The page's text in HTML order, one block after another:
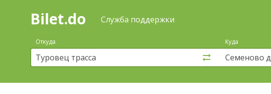
Поиск
покупка
билетов
автобус
онлайн
Bilet.do Служба поддержки
Откуда Куда